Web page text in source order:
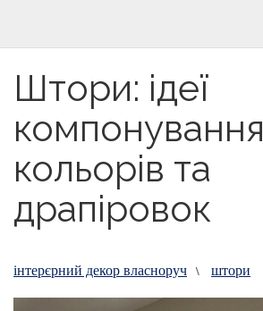
Штори: ідеї
компонування
кольорів та
драпіровок
інтерєрний декор власноруч \ штори